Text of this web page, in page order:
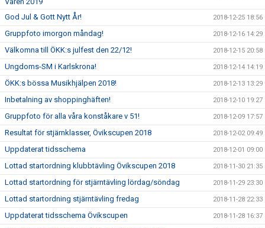
God Jul & Gott Nytt År! 2018-12-25 18:56
Gruppfoto imorgon måndag! 2018-12-16 14:29
Välkomna till ÖKK:s julfest den 22/12! 2018-12-15 20:58
Ungdoms-SM i Karlskrona! 2018-12-14 14:19
ÖKK:s bössa Musikhjälpen 2018! 2018-12-13 13:29
Inbetalning av shoppinghäften! 2018-12-10 19:27
Gruppfoto för alla våra konståkare v 51! 2018-12-09 17:57
Resultat för stjärnklasser, Övikscupen 2018 2018-12-02 09:49
Uppdaterat tidsschema 2018-12-01 09:00
Lottad startordning klubbtävling Övikscupen 2018 2018-11-30 21:35
Lottad startordning för stjärntävling lördag/söndag 2018-11-29 23:30
Lottad startordning stjärntävling fredag 2018-11-28 22:33
Uppdaterat tidsschema Övikscupen 2018-11-28 16:37